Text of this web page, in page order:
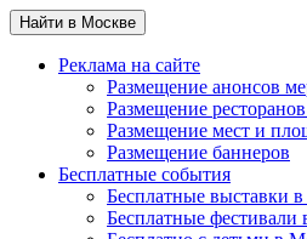
Найти в Москве
Реклама на сайте
Размещение анонсов
Размещение
Размещение мест и
Размещение баннеров
Бесплатные события
Бесплатные выставки
Бесплатные фестивали